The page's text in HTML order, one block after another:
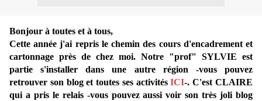
Bonjour à toutes et à tous,
Cette année j'ai repris le chemin des cours d'encadrement et
cartonnage près de chez moi. Notre "prof" SYLVIE est
partie s'installer dans une autre région -vous pouvez
retrouver son blog et toutes ses activités ICI-. C'est CLAIRE
qui a pris le relais -vous pouvez aussi voir son très joli blog